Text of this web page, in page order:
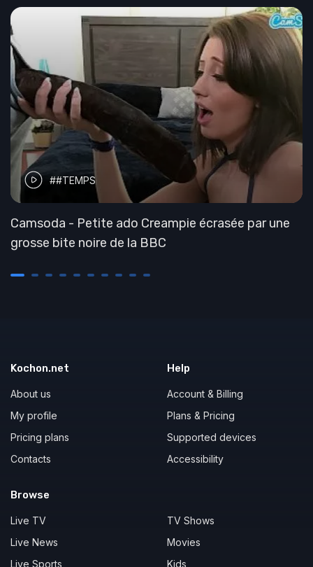
##TEMPS
Camsoda - Petite ado Creampie écrasée par une
grosse bite noire de la BBC
Kochon.net
About us
My profile
Pricing plans
Contacts
Browse
Live TV
Live News
Live Sports
TV Shows
Movies
Kids
Help
Account & Billing
Plans & Pricing
Supported devices
Accessibility